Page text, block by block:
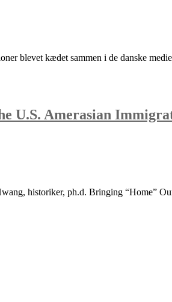
blevet kædet sammen i de danske
U.S. Amerasian
historiker, ph.d. Bringing “Home”